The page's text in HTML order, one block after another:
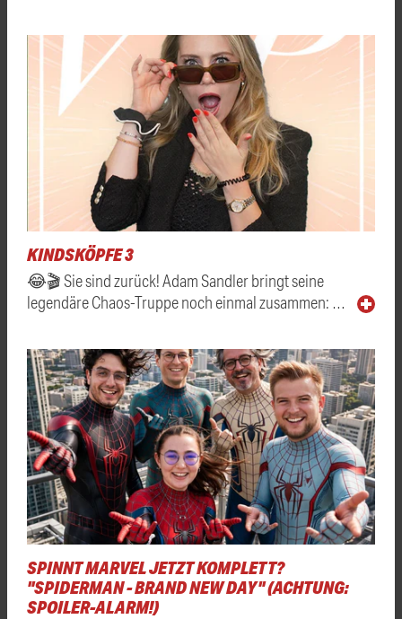
KINDSKÖPFE 3
😂🎬 Sie sind zurück! Adam Sandler bringt seine
legendäre Chaos-Truppe noch einmal zusammen: …
SPINNT MARVEL JETZT KOMPLETT?
"SPIDERMAN - BRAND NEW DAY" (ACHTUNG:
SPOILER-ALARM!)